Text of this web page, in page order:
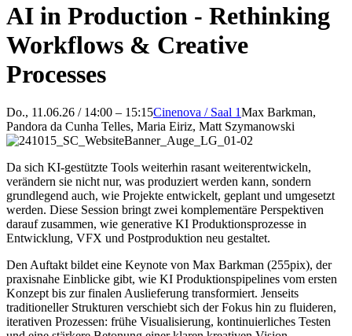
AI in Production - Rethinking
Workflows & Creative
Processes
Do., 11.06.26 / 14:00 – 15:15Cinenova / Saal 1Max Barkman,
Pandora da Cunha Telles, Maria Eiriz, Matt Szymanowski
Da sich KI-gestützte Tools weiterhin rasant weiterentwickeln,
verändern sie nicht nur, was produziert werden kann, sondern
grundlegend auch, wie Projekte entwickelt, geplant und umgesetzt
werden. Diese Session bringt zwei komplementäre Perspektiven
darauf zusammen, wie generative KI Produktionsprozesse in
Entwicklung, VFX und Postproduktion neu gestaltet.
Den Auftakt bildet eine Keynote von Max Barkman (255pix), der
praxisnahe Einblicke gibt, wie KI Produktionspipelines vom ersten
Konzept bis zur finalen Auslieferung transformiert. Jenseits
traditioneller Strukturen verschiebt sich der Fokus hin zu fluideren,
iterativen Prozessen: frühe Visualisierung, kontinuierliches Testen